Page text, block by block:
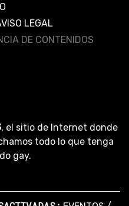
LEGAL
DE CONTENIDOS
, el sitio de Internet donde
todo lo que tenga
gay.